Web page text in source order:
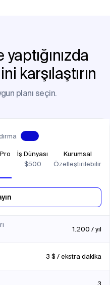
karşılaştırın
planı seçin.
İş Dünyası
$500
Kurumsal
Özelleştirilebilir
1.200 / yıl
3 $ / ekstra dakika